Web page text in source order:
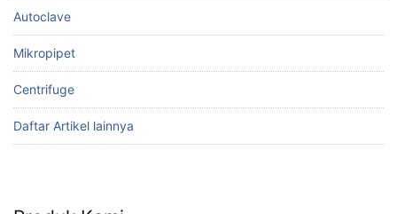
Autoclave
Mikropipet
Centrifuge
Daftar Artikel lainnya